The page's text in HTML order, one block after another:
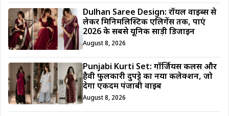
Dulhan Saree Design: रॉयल वाइब्स से
लेकर मिनिमलिस्टिक एलिगेंस तक, पाएं
2026 के सबसे यूनिक साड़ी डिजाईन
August 8, 2026
Punjabi Kurti Set: गॉर्जियस कलर्स और
हैवी फुलकारी दुपट्टे का नया कलेक्शन, जो
देगा एकदम पंजाबी वाइब
August 8, 2026